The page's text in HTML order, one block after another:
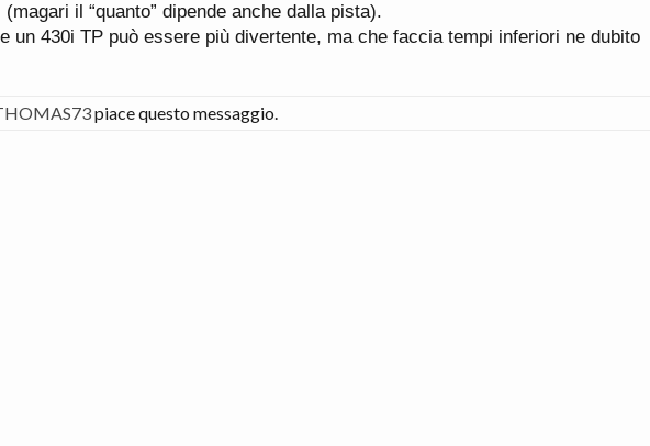
il “quanto” dipende anche dalla pista).
un 430i TP può essere più divertente, ma che faccia tempi inferiori ne dubito
piace questo messaggio.